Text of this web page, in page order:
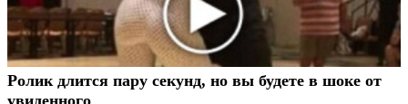
Ролик длится пару секунд, но вы будете в шоке от
увиденного